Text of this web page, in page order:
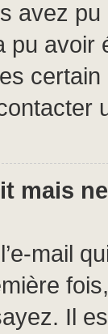
avez
pu
mais
mail
Il